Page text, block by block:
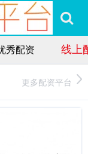
秀配资 线上
更多配资平台